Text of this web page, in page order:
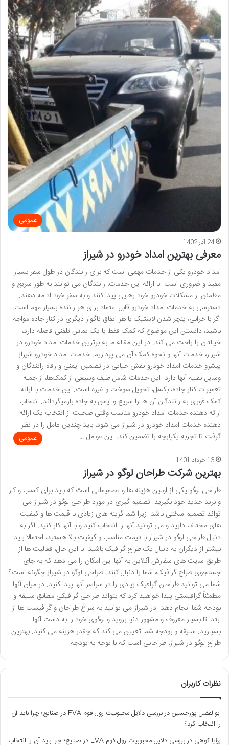
عمومی
24 آذر 1402
معرفی بهترین امداد خودرو در شیراز
امداد خودرو یکی از خدمات مهمی است که برای رانندگان در طول سفر بسیار
مفید و ضروری است. با ارائه این خدمات، رانندگان می توانند به طور سریع و
مطمئن از مشکلات خودرو خود رهایی پیدا کنند و به سفر خود ادامه دهند.
دسترسی به خدمات امداد خودرو قابل اعتماد برای هر راننده بسیار مهم است.
اگر با خرابی، پنچر شدن لاستیک یا هر اتفاق ناگوار دیگری در کنار جاده مواجه
باشید، دانستن این موضوع که کمک فقط با یک تماس تلفنی فاصله دارد،
خیالتان را راحت می کند. در این مقاله ما به برترین خدمات امداد خودرو در
شیراز، خدمات آنها و نحوه کمک آن می پردازیم. خدمات امداد خودرو شیراز
پیشرو خدمات امداد خودرو نقش حیاتی در تضمین ایمنی و رفاه رانندگان و
وسایل نقلیه آنها دارد. این خدمات شامل طیف وسیعی از کمک‌ها، از جمله
تعمیرات کنار جاده، بکسل، تحویل سوخت و غیره است. این خدمات با ارائه
کمک فوری به رانندگان آن ها را سریع و ایمن به جاده بازمیگرداند. انتخاب
ارائه دهنده خدمات امداد خودرو مناسب وقتی صحبت از انتخاب یک ارائه
دهنده خدمات امداد خودرو در شیراز می شود، باید چندین عامل را در نظر
گرفت تا تجربه یکپارچه را تضمین کند. این عوامل …
عمومی
13 خرداد 1401
بهترین شرکت طراحان لوگو در شیراز
طراحی لوگو یکی از اولین هزینه ها و تصمیماتی است که باید برای کسب و کار
و برند جدید خود بگیرید. تصمیم گیری در مورد طراحی لوگو در شیراز می
تواند تصمیم سختی باشد. زیرا شما گزینه های زیادی با قیمت ها و کیفیت
های مختلف دارید و می توانید آنها را انتخاب کنید و با آنها کار کنید. اگر به
دنبال طراحی لوگو در شیراز با قیمت مناسب و کیفیت بالا هستید، احتمالا باید
بیشتر از دیگران به دنبال یک طراح گرافیک باشید. با این حال، فعالیت ها از
طریق سایت های سفارش آنلاین به آنها این امکان را می دهد که به جای
جستجوی طراح گرافیک، شما را دنبال کنند. طراحی لوگو در شیراز چگونه است؟
شما می توانید طراحان گرافیک زیادی را در سراسر آنها پیدا کنید. در میان آنها
مطمئناً گرافیستی پیدا خواهید کرد که بتواند طراحی گرافیکی مطابق سلیقه و
بودجه شما انجام دهد. در شیراز می توانید به سراغ طراحان و گرافیست ها از
ابتدا تا بسیار معروف و مشهور دنیا بروید و لوگوی خود را به دست آنها
بسپارید. سلیقه و بودجه شما تعیین می کند که چقدر هزینه می کنید. بهترین
طراح لوگو در شیراز، طراحانی است که با توجه به بودجه …
نظرات کاربران
ابوالفضل پورحسیندر
بررسی دلایل محبوبیت رول فوم EVA در صنایع؛ چرا باید آن
را انتخاب کرد؟
رؤیا کوهی در بررسی دلایل محبوبیت رول فوم EVA در صنایع؛ چرا باید آن را انتخاب